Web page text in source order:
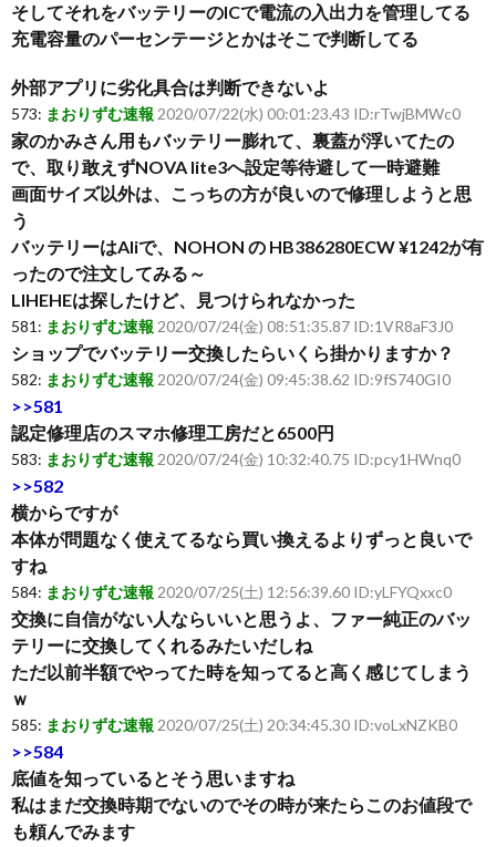
そしてそれをバッテリーのICで電流の入出力を管理してる
充電容量のパーセンテージとかはそこで判断してる
外部アプリに劣化具合は判断できないよ
573: まおりずむ速報 2020/07/22(水) 00:01:23.43 ID:rTwjBMWc0
家のかみさん用もバッテリー膨れて、裏蓋が浮いてたの
で、取り敢えずNOVA lite3へ設定等待避して一時避難
画面サイズ以外は、こっちの方が良いので修理しようと思
う
バッテリーはAliで、NOHON の HB386280ECW ¥1242が有
ったので注文してみる～
LIHEHEは探したけど、見つけられなかった
581: まおりずむ速報 2020/07/24(金) 08:51:35.87 ID:1VR8aF3J0
ショップでバッテリー交換したらいくら掛かりますか？
582: まおりずむ速報 2020/07/24(金) 09:45:38.62 ID:9fS740GI0
>>581
認定修理店のスマホ修理工房だと6500円
583: まおりずむ速報 2020/07/24(金) 10:32:40.75 ID:pcy1HWnq0
>>582
横からですが
本体が問題なく使えてるなら買い換えるよりずっと良いで
すね
584: まおりずむ速報 2020/07/25(土) 12:56:39.60 ID:yLFYQxxc0
交換に自信がない人ならいいと思うよ、ファー純正のバッ
テリーに交換してくれるみたいだしね
ただ以前半額でやってた時を知ってると高く感じてしまう
ｗ
585: まおりずむ速報 2020/07/25(土) 20:34:45.30 ID:voLxNZKB0
>>584
底値を知っているとそう思いますね
私はまだ交換時期でないのでその時が来たらこのお値段で
も頼んでみます